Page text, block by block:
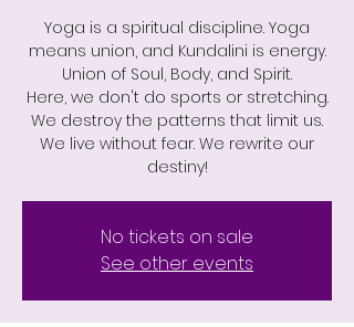
Yoga is a spiritual discipline. Yoga
means union, and Kundalini is energy.
Union of Soul, Body, and Spirit.
Here, we don't do sports or stretching.
We destroy the patterns that limit us.
We live without fear. We rewrite our
destiny!
No tickets on sale
See other events